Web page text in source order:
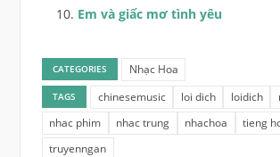
Em và giấc mơ tình yêu
CATEGORIES Nhạc Hoa
TAGS chinesemusic loi dich loidich
nhac phim
nhac trung nhachoa
tieng
truyenngan